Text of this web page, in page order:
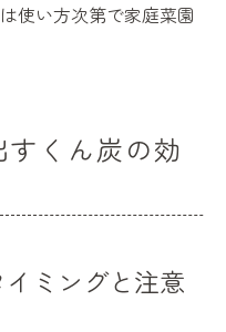
使い方次第で家庭菜園
くん炭の効
ミングと注意